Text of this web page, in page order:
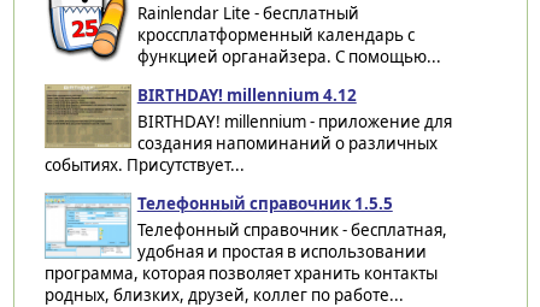
Rainlendar Lite - бесплатный
кроссплатформенный календарь с
функцией органайзера. С помощью...
BIRTHDAY! millennium 4.12
BIRTHDAY! millennium - приложение для
создания напоминаний о различных
событиях. Присутствует...
Телефонный справочник 1.5.5
Телефонный справочник - бесплатная,
удобная и простая в использовании
программа, которая позволяет хранить контакты
родных, близких, друзей, коллег по работе...